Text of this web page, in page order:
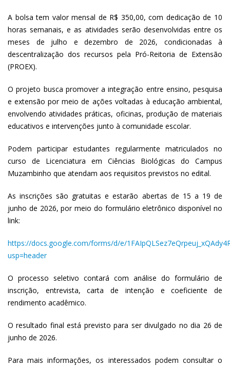
A bolsa tem valor mensal de R$ 350,00, com dedicação de 10
horas semanais, e as atividades serão desenvolvidas entre os
meses de julho e dezembro de 2026, condicionadas à
descentralização dos recursos pela Pró-Reitoria de Extensão
(PROEX).
O projeto busca promover a integração entre ensino, pesquisa
e extensão por meio de ações voltadas à educação ambiental,
envolvendo atividades práticas, oficinas, produção de materiais
educativos e intervenções junto à comunidade escolar.
Podem participar estudantes regularmente matriculados no
curso de Licenciatura em Ciências Biológicas do Campus
Muzambinho que atendam aos requisitos previstos no edital.
As inscrições são gratuitas e estarão abertas de 15 a 19 de
junho de 2026, por meio do formulário eletrônico disponível no
link:
https://docs.google.com/forms/d/e/
usp=header
O processo seletivo contará com análise do formulário de
inscrição, entrevista, carta de intenção e coeficiente de
rendimento acadêmico.
O resultado final está previsto para ser divulgado no dia 26 de
junho de 2026.
Para mais informações, os interessados podem consultar o